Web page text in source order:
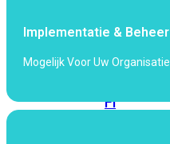
Fi
Fi
Fi
Implementatie & Beheer
Mogelijk Voor Uw Organisatie